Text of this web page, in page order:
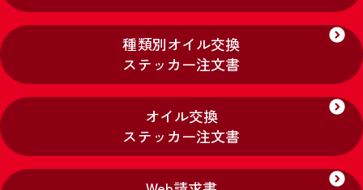
種類別オイル交換
ステッカー注文書
オイル交換
ステッカー注文書